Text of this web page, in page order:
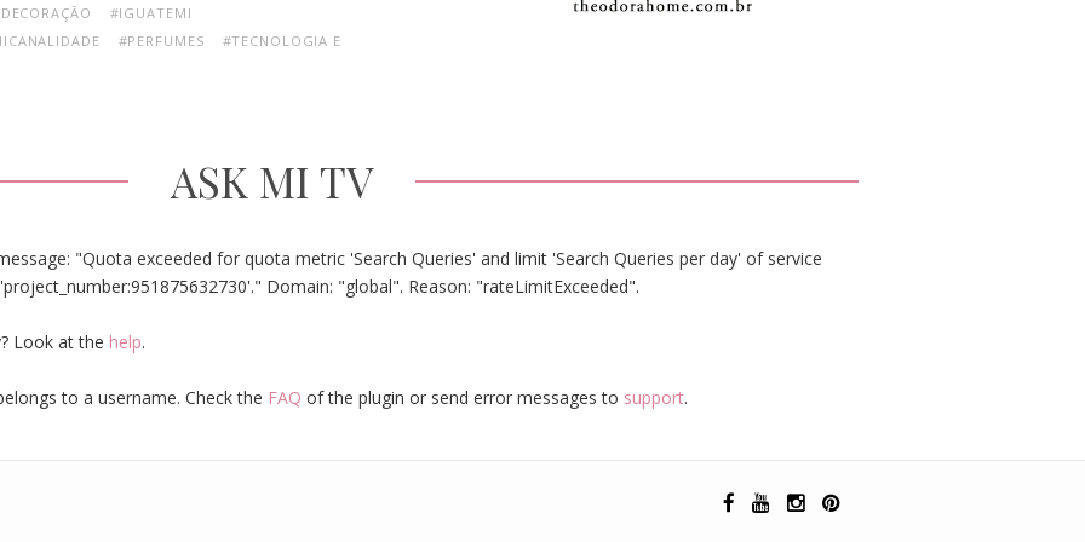
#IGUATEMI
#PERFUMES #TECNOLOGIA E
ASK MI TV
"Quota exceeded for quota metric 'Search Queries' and limit 'Search Queries per day' of service
Domain: "global". Reason: "rateLimitExceeded".
Look at the help.
to a username. Check the FAQ of the plugin or send error messages to support.